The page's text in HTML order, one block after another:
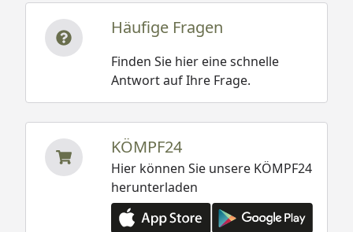
Häufige Fragen
Finden Sie hier eine schnelle
Antwort auf Ihre Frage.
KÖMPF24
Hier können Sie unsere KÖMPF24
herunterladen